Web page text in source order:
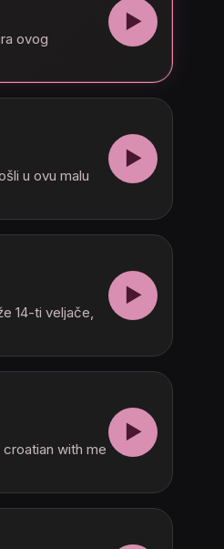
ovog
▶
u ovu malu
▶
14-ti veljače,
▶
with me
▶